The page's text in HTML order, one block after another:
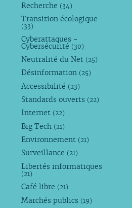
Recherche (34)
Transition écologique
(33)
Cyberattaques -
Cybersécurité (30)
Neutralité du Net (25)
Désinformation (25)
Accessibilité (23)
Standards ouverts (22)
Internet (22)
Big Tech (21)
Environnement (21)
Surveillance (21)
Libertés informatiques
(21)
Café libre (21)
Marchés publics (19)